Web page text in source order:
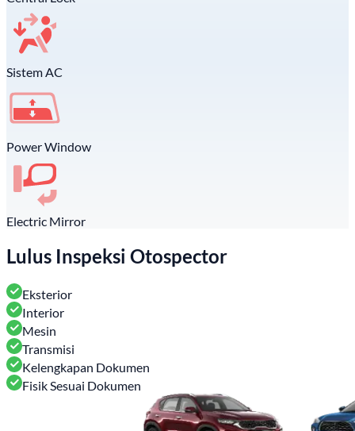
Sistem AC
Power Window
Electric Mirror
Lulus Inspeksi Otospector
Eksterior
Interior
Mesin
Transmisi
Kelengkapan Dokumen
Fisik Sesuai Dokumen